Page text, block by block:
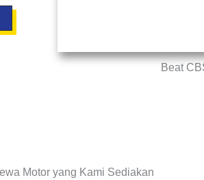
Beat
Motor yang Kami Sediakan